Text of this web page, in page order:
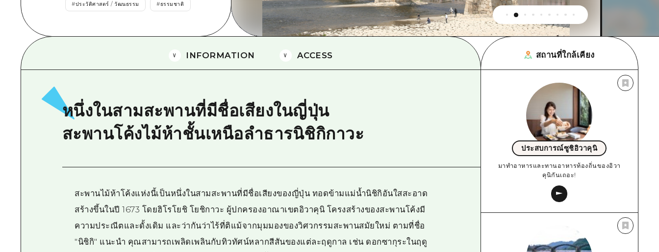
ชิมาเนะ
#ประวัติศาสตร์ / วัฒนธรรม #ธรรมชาติ
INFORMATION ACCESS
หนึ่งในสามสะพานที่มีชื่อเสียงในญี่ปุ่น
สะพานโค้งไม้ห้าชั้นเหนือลำธารนิชิกิกาวะ
สะพานไม้ห้าโค้งแห่งนี้เป็นหนึ่งในสามสะพานที่มีชื่อเสียงของญี่ปุ่น ทอดข้ามแม่น้ำนิชิกิอันใสสะอาด
สร้างขึ้นในปี 1673 โดยฮิโรโยชิ โยชิกาวะ ผู้ปกครองอาณาเขตอิวาคุนิ โครงสร้างของสะพานโค้งมี
ความประณีตและดั้งเดิม และว่ากันว่าไร้ที่ติแม้จากมุมมองของวิศวกรรมสะพานสมัยใหม่ ตามที่ชื่อ
"นิชิกิ" แนะนำ คุณสามารถเพลิดเพลินกับทิวทัศน์หลากสีสันของแต่ละฤดูกาล เช่น ดอกซากุระในฤดู
สถานที่ใกล้เคียง
ประสบการณ์ซูชิอิวาคุนิ
มาทำอาหารและทานอาหารท้องถิ่นของอิวา
คุนิกันเถอะ!